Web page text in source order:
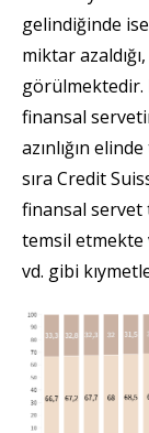
gelindiğinde
miktar
görülmektedir.
finansal
azınlığın
sıra Credit
finansal servet
temsil etmekte
vd. gibi